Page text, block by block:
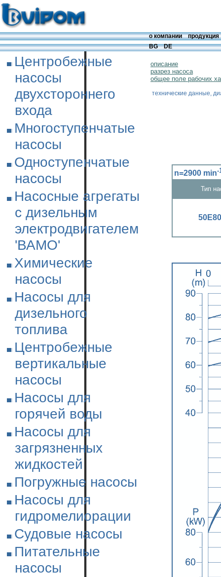
о компании
продукция
BG
DE
Центробежные
насосы
двухстороннего
входа
Многоступенчатые
насосы
Одноступенчатые
насосы
Насосные агрегаты
с дизельным
электродвигателем
'ВАМО'
Химические
насосы
Насосы для
дизельного
топлива
Центробежные
вертикальные
насосы
Насосы для
горячей воды
Насосы для
загрязненных
жидкостей
Погружные насосы
Насосы для
гидромелиорации
Судовые насосы
Питательные
насосы
описание
разрез насоса
общее поле рабочих
технические данные,
n=2900 min-
Тип